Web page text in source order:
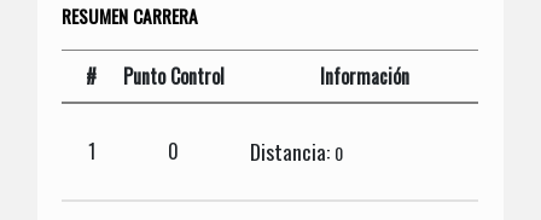
RESUMEN CARRERA
# Punto Control Información
1 0 Distancia: 0